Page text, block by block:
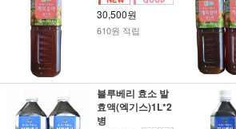
30,500원
610원 적립
블루베리 효소 발
효액(엑기스)1L*2
병